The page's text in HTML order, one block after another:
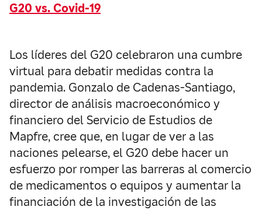
G20 vs. Covid-19
Los líderes del G20 celebraron una cumbre
virtual para debatir medidas contra la
pandemia. Gonzalo de Cadenas-Santiago,
director de análisis macroeconómico y
financiero del Servicio de Estudios de
Mapfre, cree que, en lugar de ver a las
naciones pelearse, el G20 debe hacer un
esfuerzo por romper las barreras al comercio
de medicamentos o equipos y aumentar la
financiación de la investigación de las